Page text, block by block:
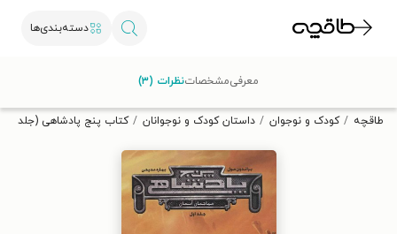
دسته‌بندی‌ها
تخفیف از طاقچه دریافت کن.
طاقچه کودک و نوجوان داستان کودک و نوجوانان کتاب پنج پادشاهی (جلد
معرفیمشخصاتنظرات (۳)